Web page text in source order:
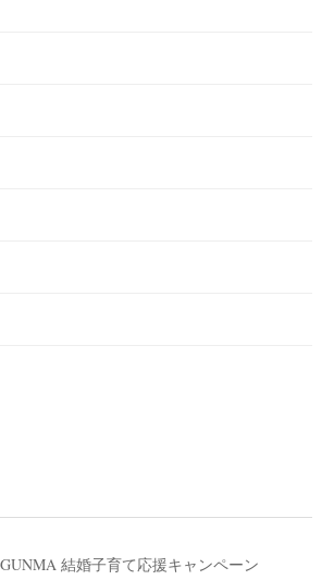
結婚子育て応援キャンペーン